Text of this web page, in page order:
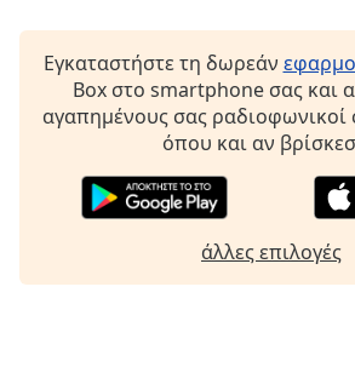
Εγκαταστήστε τη δωρεάν
Box στο smartphone σας και
αγαπημένους σας ραδιοφωνικοί
όπου και αν
άλλες επιλογές